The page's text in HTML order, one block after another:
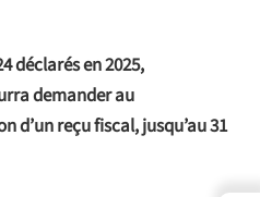
déclarés en 2025,
demander au
reçu fiscal, jusqu’au 31